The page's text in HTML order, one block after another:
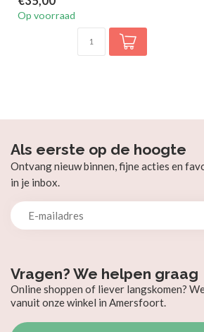
Op voorraad
Vragen? We helpen graag
Online shoppen of liever langskomen?
vanuit onze winkel in Amersfoort.
Als eerste op de hoogte
Ontvang nieuw binnen, fijne acties en
in je inbox.